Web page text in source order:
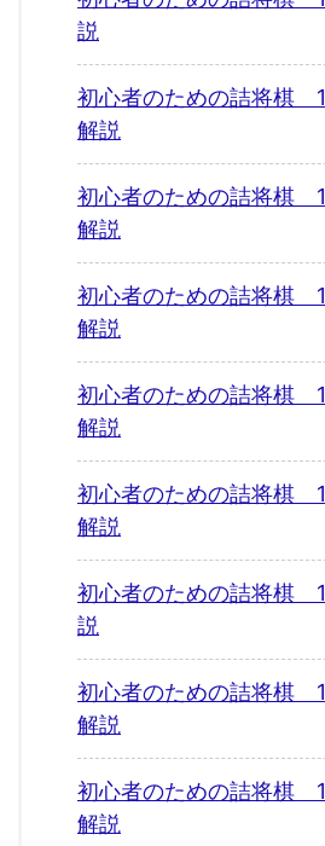
説
初心者のための詰将棋
解説
初心者のための詰将棋
解説
初心者のための詰将棋
解説
初心者のための詰将棋
解説
初心者のための詰将棋
解説
初心者のための詰将棋
説
初心者のための詰将棋
解説
初心者のための詰将棋
解説